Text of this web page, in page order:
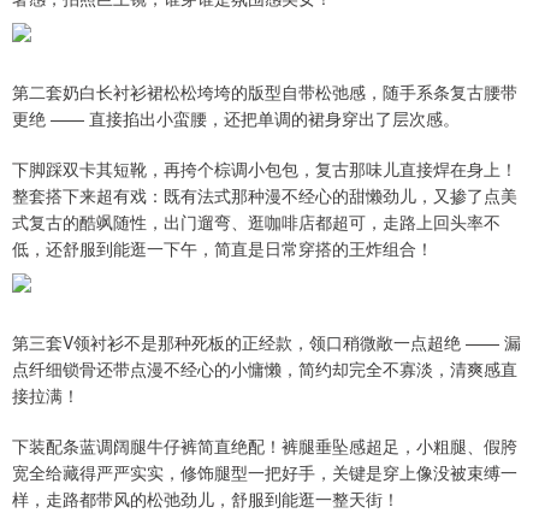
第二套奶白长衬衫裙松松垮垮的版型自带松弛感，随手系条复古腰带
更绝 —— 直接掐出小蛮腰，还把单调的裙身穿出了层次感。
下脚踩双卡其短靴，再挎个棕调小包包，复古那味儿直接焊在身上！
整套搭下来超有戏：既有法式那种漫不经心的甜懒劲儿，又掺了点美
式复古的酷飒随性，出门遛弯、逛咖啡店都超可，走路上回头率不
低，还舒服到能逛一下午，简直是日常穿搭的王炸组合！
第三套V领衬衫不是那种死板的正经款，领口稍微敞一点超绝 —— 漏
点纤细锁骨还带点漫不经心的小慵懒，简约却完全不寡淡，清爽感直
接拉满！
下装配条蓝调阔腿牛仔裤简直绝配！裤腿垂坠感超足，小粗腿、假胯
宽全给藏得严严实实，修饰腿型一把好手，关键是穿上像没被束缚一
样，走路都带风的松弛劲儿，舒服到能逛一整天街！